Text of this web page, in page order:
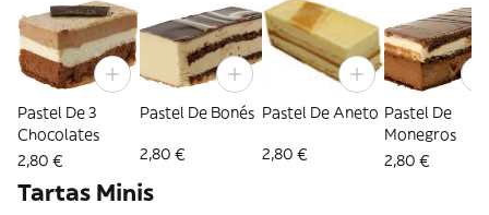
Pastel De 3
Chocolates
2,80 €
Pastel De Bonés
2,80 €
Pastel De Aneto
2,80 €
Pastel De
Monegros
2,80 €
Tartas Minis